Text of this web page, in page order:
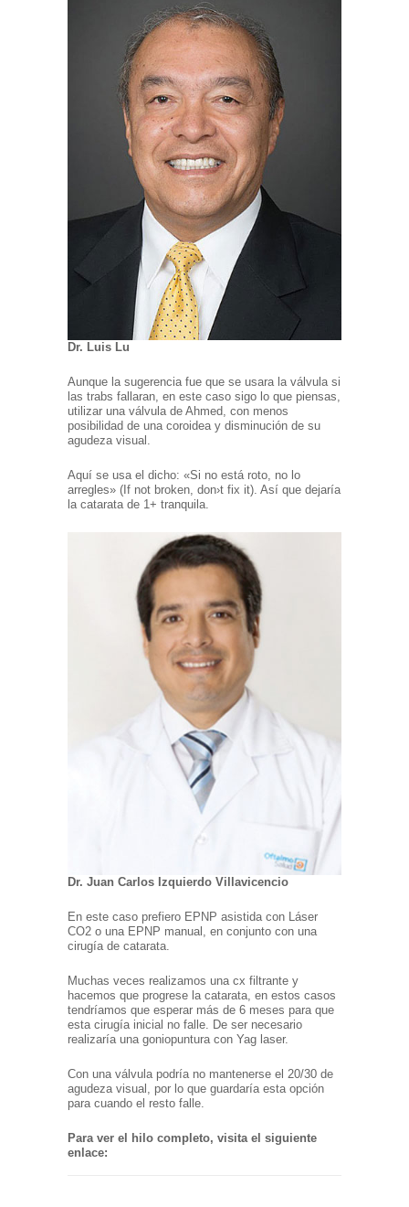
Dr. Luis Lu
Aunque la sugerencia fue que se usara la válvula si
las trabs fallaran, en este caso sigo lo que piensas,
utilizar una válvula de Ahmed, con menos
posibilidad de una coroidea y disminución de su
agudeza visual.
Aquí se usa el dicho: «Si no está roto, no lo
arregles» (If not broken, don›t fix it). Así que dejaría
la catarata de 1+ tranquila.
Dr. Juan Carlos Izquierdo Villavicencio
En este caso prefiero EPNP asistida con Láser
CO2 o una EPNP manual, en conjunto con una
cirugía de catarata.
Muchas veces realizamos una cx filtrante y
hacemos que progrese la catarata, en estos casos
tendríamos que esperar más de 6 meses para que
esta cirugía inicial no falle. De ser necesario
realizaría una goniopuntura con Yag laser.
Con una válvula podría no mantenerse el 20/30 de
agudeza visual, por lo que guardaría esta opción
para cuando el resto falle.
Para ver el hilo completo, visita el siguiente
enlace: